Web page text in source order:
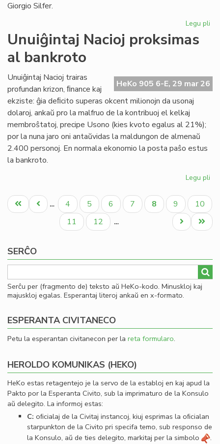
Giorgio Silfer.
Legu pli
la
Unuiĝintaj Nacioj proksimas
al bankroto
HeKo 905 6-E, 29 mar 26
Unuiĝintaj Nacioj trairas
profundan krizon, ﬁnance kaj
ekziste: ĝia deﬁcito superas okcent milionojn da usonaj
dolaroj, ankaŭ pro la malfruo de la kontribuoj el kelkaj
membroŝtatoj, precipe Usono (kies kvoto egalus al 21%);
por la nuna jaro oni antaŭvidas la maldungon de almenaŭ
2.400 personoj. En normala ekonomio la posta paŝo estus
la bankroto.
Legu pli
al
Pagination
Unua
paĝo
Antaŭa
paĝo
… Paĝo
4 Paĝo
5 Paĝo
6 Paĝo
7
Aktuala
paĝo
8 Paĝo
9 Paĝo
10
Paĝo
11 Paĝo
12 …
Last
page
Next
page
SERĈO
Serĉu per (fragmento de) teksto aŭ HeKo-kodo. Minuskloj kaj
majuskloj egalas. Esperantaj literoj ankaŭ en x-formato.
ESPERANTA CIVITANECO
Petu la esperantan civitanecon per la reta formularo.
HEROLDO KOMUNIKAS (HEKO)
HeKo estas retagentejo je la servo de la establoj en kaj apud la
Pakto por la Esperanta Civito, sub la imprimaturo de la Konsulo
aŭ delegito. La informoj estas:
C: oﬁcialaj de la Civitaj instancoj, kiuj esprimas la oﬁcialan
starpunkton de la Civito pri specifa temo, sub responso de
la Konsulo, aŭ de ties delegito, markitaj per la simbolo
.